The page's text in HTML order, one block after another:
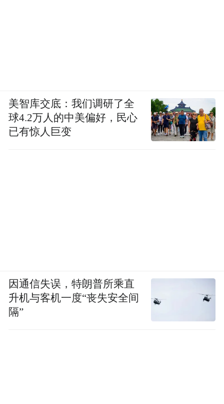
美智库交底：我们调研了全
球4.2万人的中美偏好，民心
已有惊人巨变
因通信失误，特朗普所乘直
升机与客机一度“丧失安全间
隔”